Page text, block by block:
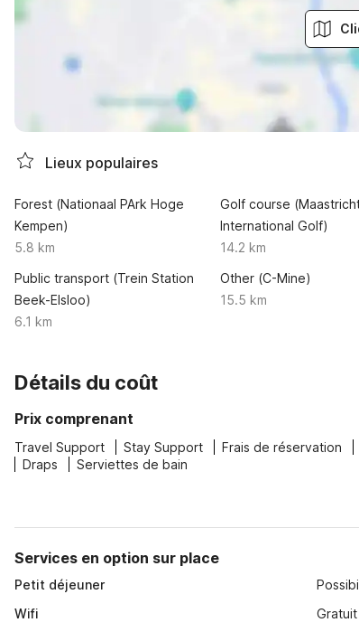
Lieux populaires
Forest (Nationaal PArk Hoge
Kempen)
5.8 km
Golf course
International Golf)
14.2 km
Public transport (Trein Station
Beek-Elsloo)
6.1 km
Other (C-Mine)
15.5 km
Détails du coût
Prix comprenant
Travel Support Stay Support Frais de réservation
Draps
Serviettes de bain
Services en option sur place
Petit déjeuner
Wifi
Gratuit